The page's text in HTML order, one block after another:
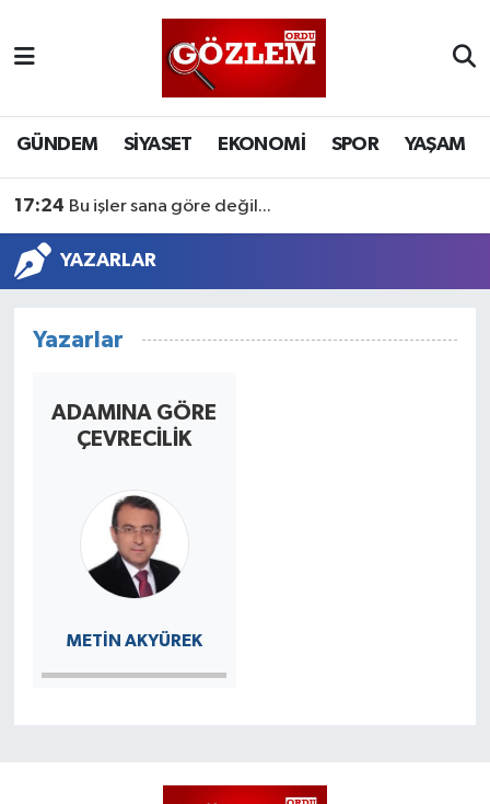
GÜNDEM SİYASET EKONOMİ SPOR YAŞAM
17:24 Bu işler sana göre değil...
YAZARLAR
Yazarlar
ADAMINA GÖRE
ÇEVRECİLİK
METİN AKYÜREK
SİYASET
EKONOMİ
SPOR
Ordu Nöbetçi Eczaneler
Ordu Hava Durumu
Ordu Namaz Vakitleri
Ordu Trafik Yoğunluk Haritası
Son Dakika Haberleri